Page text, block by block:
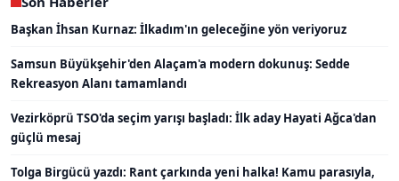
Başkan İhsan Kurnaz: İlkadım'ın geleceğine yön veriyoruz
Samsun Büyükşehir'den Alaçam'a modern dokunuş: Sedde
Rekreasyon Alanı tamamlandı
Vezirköprü TSO'da seçim yarışı başladı: İlk aday Hayati Ağca'dan
güçlü mesaj
Tolga Birgücü yazdı: Rant çarkında yeni halka! Kamu parasıyla,